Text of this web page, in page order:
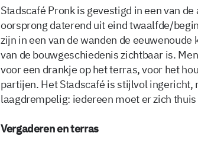
Stadscafé Pronk is gevestigd in een van
oorsprong daterend uit eind twaalfde/
zijn in een van de wanden de
van de bouwgeschiedenis zichtbaar is.
voor een drankje op het terras, voor het
partijen. Het Stadscafé is stijlvol
laagdrempelig: iedereen moet er zich
Vergaderen en terras